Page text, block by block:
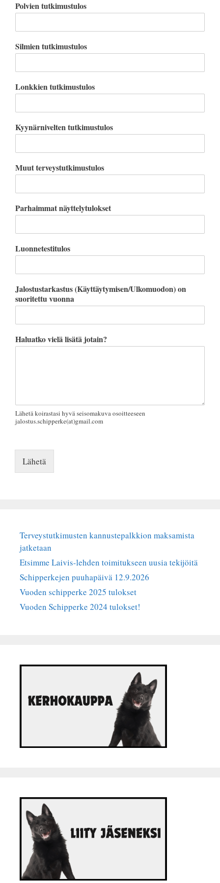
Polvien tutkimustulos
Silmien tutkimustulos
Lonkkien tutkimustulos
Kyynärnivelten tutkimustulos
Muut terveystutkimustulos
Parhaimmat näyttelytulokset
Luonnetestitulos
Jalostustarkastus (Käyttäytymisen/Ulkomuodon) on
suoritettu vuonna
Haluatko vielä lisätä jotain?
Lähetä koirastasi hyvä seisomakuva osoitteeseen
jalostus.schipperke(at)gmail.com
Lähetä
Terveystutkimusten kannustepalkkion maksamista
jatketaan
Etsimme Laivis-lehden toimitukseen uusia tekijöitä
Schipperkejen puuhapäivä 12.9.2026
Vuoden schipperke 2025 tulokset
Vuoden Schipperke 2024 tulokset!